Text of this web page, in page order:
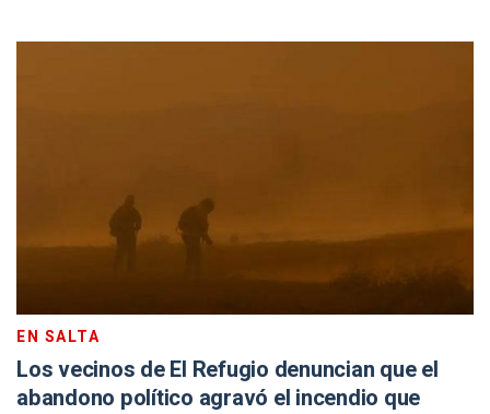
EN SALTA
Los vecinos de El Refugio denuncian que el
abandono político agravó el incendio que